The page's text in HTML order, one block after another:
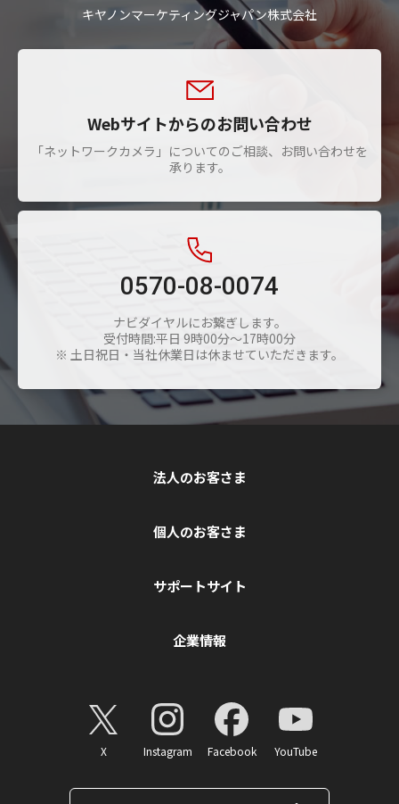
キヤノンマーケティングジャパン株式会社
Webサイトからのお問い合わせ
「ネットワークカメラ」についてのご相談、お問い合わせを
承ります。
0570-08-0074
ナビダイヤルにお繋ぎします。
受付時間:平日 9時00分～17時00分
※ 土日祝日・当社休業日は休ませていただきます。
法人のお客さま
個人のお客さま
サポートサイト
企業情報
X Instagram Facebook YouTube